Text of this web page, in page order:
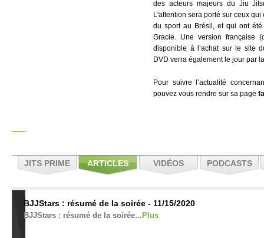
des acteurs majeurs du Jiu
L'attention sera porté sur ceux
du sport au Brésil, et qui ont
Gracie. Une version française
disponible à l’achat sur le site
DVD verra également le jour par
Pour suivre l’actualité
pouvez vous rendre sur sa page
JITS PRIME ARTICLES VIDÉOS PODCASTS
BJJStars : résumé de la soirée - 11/15/2020
BJJStars : résumé de la soirée... Plus